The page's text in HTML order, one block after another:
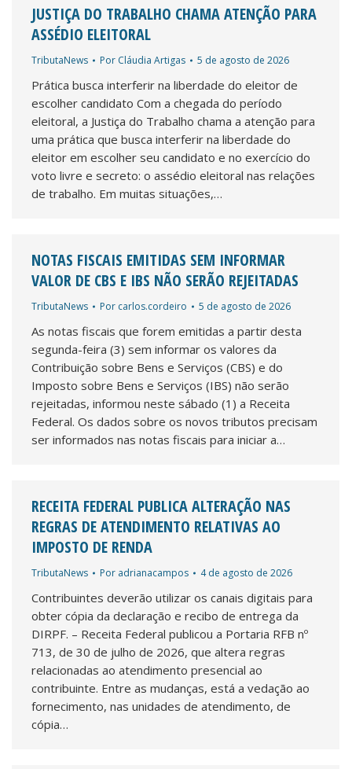
JUSTIÇA DO TRABALHO CHAMA ATENÇÃO PARA
ASSÉDIO ELEITORAL
TributaNews Por Cláudia Artigas 5 de agosto de 2026
Prática busca interferir na liberdade do eleitor de
escolher candidato Com a chegada do período
eleitoral, a Justiça do Trabalho chama a atenção para
uma prática que busca interferir na liberdade do
eleitor em escolher seu candidato e no exercício do
voto livre e secreto: o assédio eleitoral nas relações
de trabalho. Em muitas situações,…
NOTAS FISCAIS EMITIDAS SEM INFORMAR
VALOR DE CBS E IBS NÃO SERÃO REJEITADAS
TributaNews Por carlos.cordeiro 5 de agosto de 2026
As notas fiscais que forem emitidas a partir desta
segunda-feira (3) sem informar os valores da
Contribuição sobre Bens e Serviços (CBS) e do
Imposto sobre Bens e Serviços (IBS) não serão
rejeitadas, informou neste sábado (1) a Receita
Federal. Os dados sobre os novos tributos precisam
ser informados nas notas fiscais para iniciar a…
RECEITA FEDERAL PUBLICA ALTERAÇÃO NAS
REGRAS DE ATENDIMENTO RELATIVAS AO
IMPOSTO DE RENDA
TributaNews Por adrianacampos 4 de agosto de 2026
Contribuintes deverão utilizar os canais digitais para
obter cópia da declaração e recibo de entrega da
DIRPF. – Receita Federal publicou a Portaria RFB nº
713, de 30 de julho de 2026, que altera regras
relacionadas ao atendimento presencial ao
contribuinte. Entre as mudanças, está a vedação ao
fornecimento, nas unidades de atendimento, de
cópia…